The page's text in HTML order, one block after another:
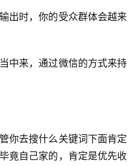
出时，你的受众群体会越来
中来，通过微信的方式来持
你去搜什么关键词下面肯定
竟自己家的，肯定是优先收